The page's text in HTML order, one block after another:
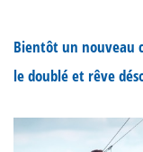
Bientôt un nouveau
le doublé et rêve